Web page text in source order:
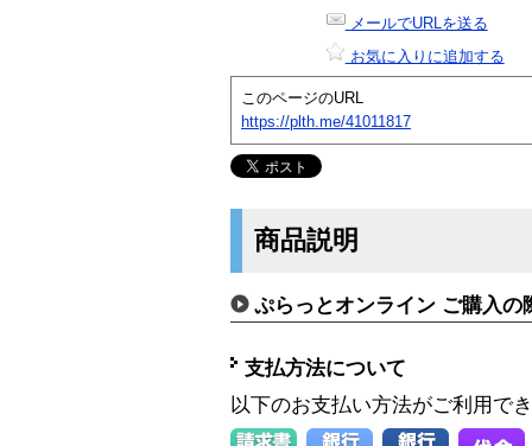
メールでURLを送る
お気に入りに追加する
このページのURL
https://plth.me/41011817
商品説明
ぷらっとオンライン ご購入の
支払方法について
以下のお支払い方法がご利用で